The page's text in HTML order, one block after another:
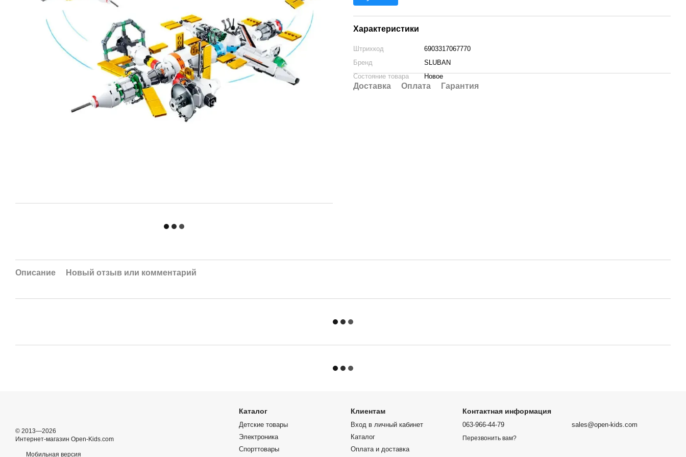
Характеристики
Штрихкод
6903317067770
Бренд
SLUBAN
Состояние товара
Новое
Доставка Оплата Гарантия
Описание Новый отзыв или комментарий
© 2013—2026
Интернет-магазин Open-Kids.com
Мобильная версия
Каталог
Детские товары
Электроника
Спорттовары
Клиентам
Вход в личный кабинет
Каталог
Оплата и доставка
Контактная информация
063-966-44-79
Перезвонить вам?
sales@open-kids.com